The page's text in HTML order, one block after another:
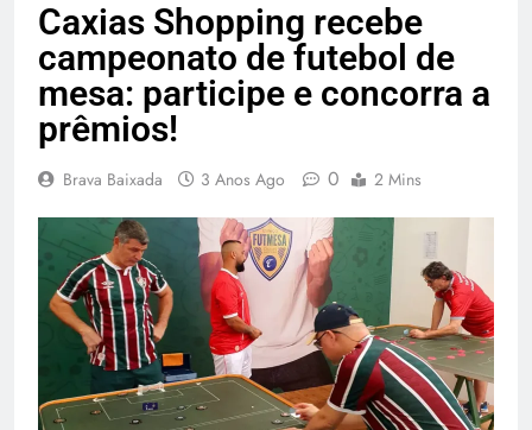
Caxias Shopping recebe
campeonato de futebol de
mesa: participe e concorra a
prêmios!
Brava Baixada 3 Anos Ago 0 2 Mins